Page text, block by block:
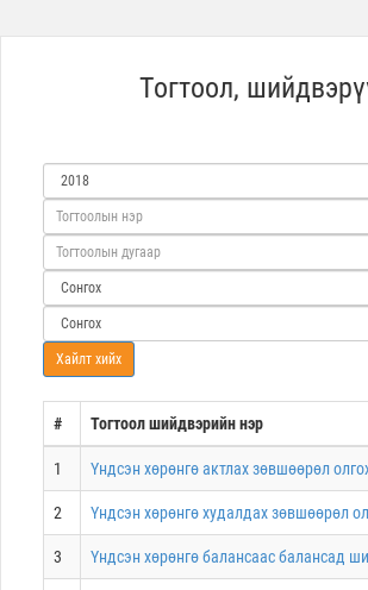
Тогтоол,
# Тогтоол шийдвэрийн нэр
1 Үндсэн хөрөнгө актлах зөвшөөрөл
2 Үндсэн хөрөнгө худалдах зөвшөөрөл
3 Үндсэн хөрөнгө балансаас балансад